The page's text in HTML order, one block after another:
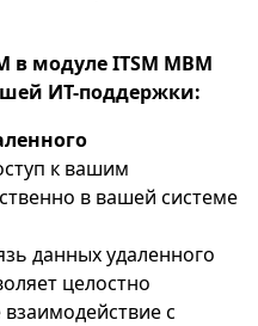
в модуле ITSM MBM
ИТ-поддержки:
к вашим
в вашей системе
данных удаленного
целостно
с